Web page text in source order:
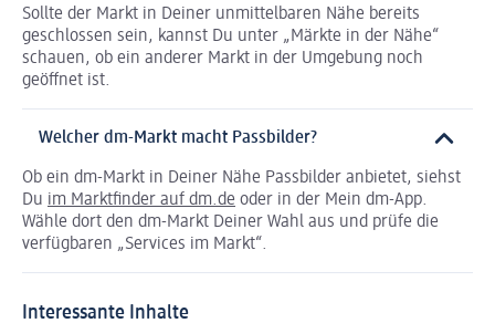
Sollte der Markt in Deiner unmittelbaren Nähe bereits
geschlossen sein, kannst Du unter „Märkte in der Nähe“
schauen, ob ein anderer Markt in der Umgebung noch
geöffnet ist.
Welcher dm-Markt macht Passbilder?
Ob ein dm-Markt in Deiner Nähe Passbilder anbietet, siehst
Du im Marktfinder auf dm.de oder in der Mein dm-App.
Wähle dort den dm-Markt Deiner Wahl aus und prüfe die
verfügbaren „Services im Markt“.
Interessante Inhalte